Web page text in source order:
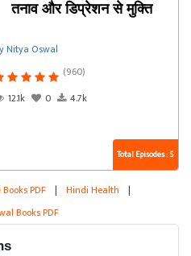
तनाव और डिप्रेशन से मुक्ति
Nitya Oswal
(960)
12.1k
0 4.7k
Total Episodes : 5
PDF | Hindi Health |
Books PDF